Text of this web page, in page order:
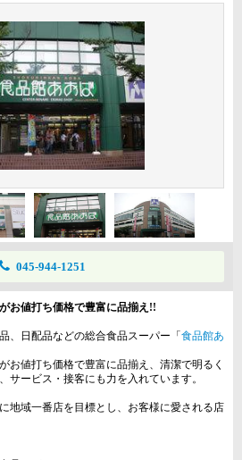
045-944-1251
お値打ち価格で豊富に品揃え!!
、日配品などの総合食品スーパー「食品館あ
お値打ち価格で豊富に品揃え、清潔で明るく
サービス・接客にも力を入れています。
地域一番店を目標とし、お客様に愛される店